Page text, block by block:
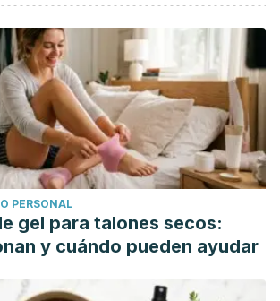
Preeclampsia. In Protocols for High-Risk
Evidence-Based Approach: Sixth Edition.
9781119001256.ch39
de placenta.
spanish/ency/patientinstructions/
(2011). Progresos de Obstetricia y
doi.org/10.1016/j.pog.2010.10.008
Desprendimiento prematuro de la
(Ed. Española).
s0212-5382(04)71737-9
Parto. American Journal of Obstetrics and
PERSONAL
gel para talones secos:
y cuándo pueden ayudar